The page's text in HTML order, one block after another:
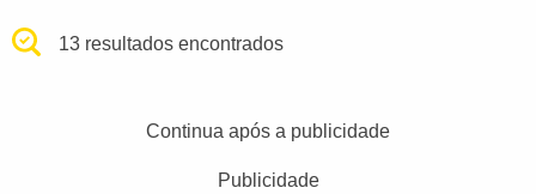
13 resultados encontrados
Continua após a publicidade
Publicidade